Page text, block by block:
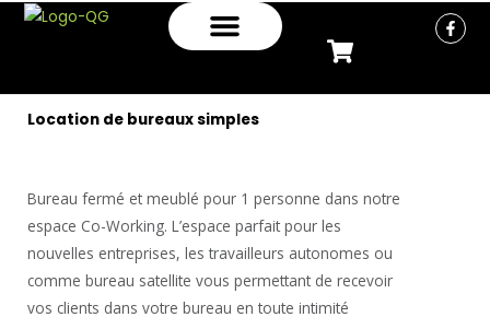
Aller
F
a
c
o
Location de bureaux simples
Bureau fermé et meublé pour 1 personne dans notre
espace Co-Working. L’espace parfait pour les
nouvelles entreprises, les travailleurs autonomes ou
comme bureau satellite vous permettant de recevoir
vos clients dans votre bureau en toute intimité